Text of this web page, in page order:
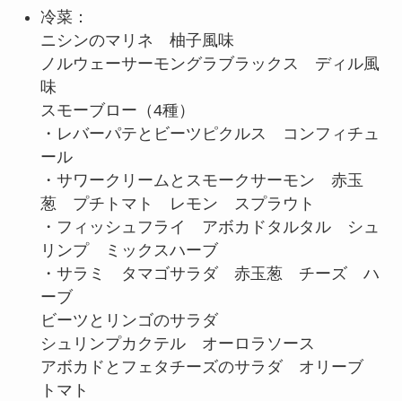
冷菜：
ニシンのマリネ 柚子風味
ノルウェーサーモングラブラックス ディル風
味
スモーブロー（4種）
・レバーパテとビーツピクルス コンフィチュ
ール
・サワークリームとスモークサーモン 赤玉
葱 プチトマト レモン スプラウト
・フィッシュフライ アボカドタルタル シュ
リンプ ミックスハーブ
・サラミ タマゴサラダ 赤玉葱 チーズ ハ
ーブ
ビーツとリンゴのサラダ
シュリンプカクテル オーロラソース
アボカドとフェタチーズのサラダ オリーブ
トマト